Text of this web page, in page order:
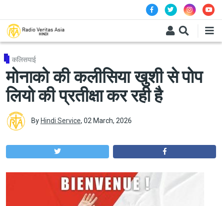
कलिसयाई
मोनाको की कलीसिया खुशी से पोप
लियो की प्रतीक्षा कर रही है
By Hindi Service, 02 March, 2026